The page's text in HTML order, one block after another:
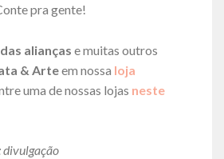
pra gente!
alianças e muitas outros
& Arteem nossa loja
uma de nossas lojas neste
divulgação